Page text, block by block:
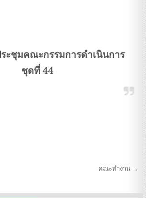
ะชุมคณะกรรมการดำเนินการ
ชุดที่ 44
คณะทำงาน →